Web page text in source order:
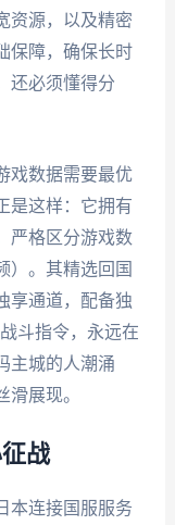
资源，以及精密
保障，确保长时
还必须懂得分
戏数据需要最优
是这样：它拥有
严格区分游戏数
）。其精选回国
享通道，配备独
斗指令，永远在
主城的人潮涌
展现。
战
本连接国服服务